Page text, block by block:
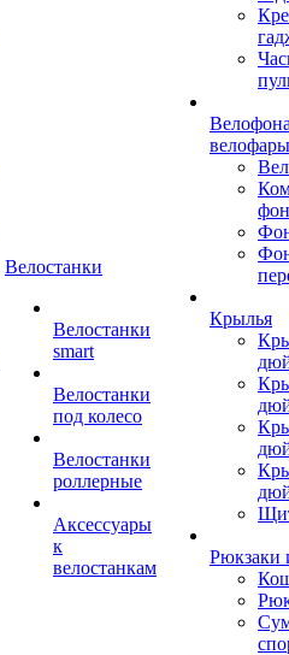
Велостанки
Велостанки
smart
Велостанки
под колесо
Велостанки
роллерные
Аксессуары
к
велостанкам
велофары
Крылья
Рюкзаки